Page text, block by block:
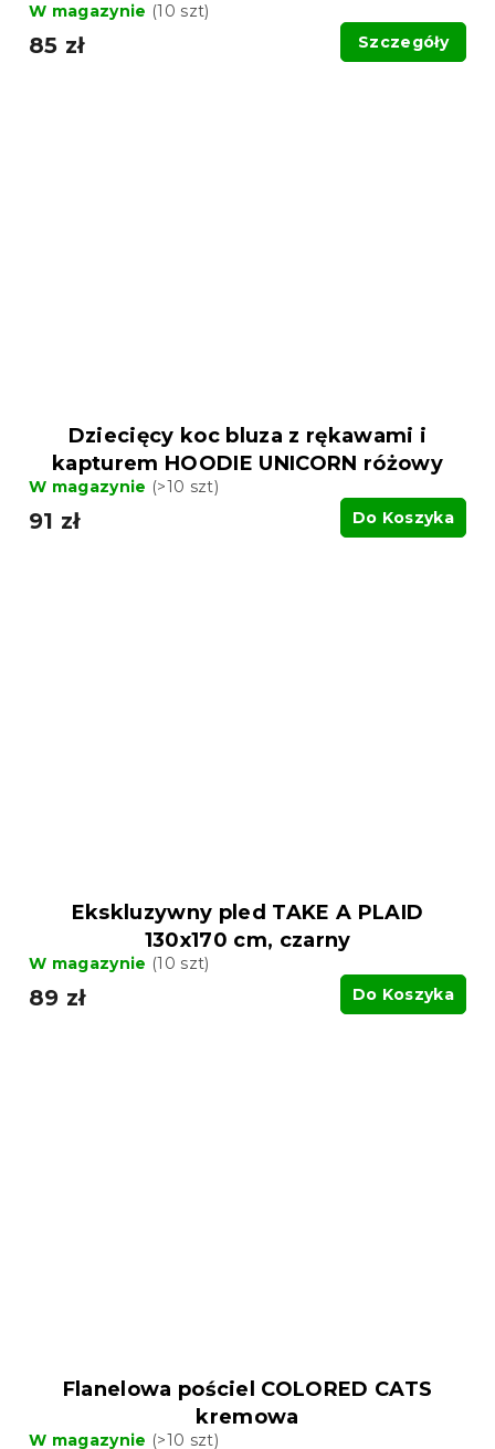
W magazynie (10 szt)
85 zł Szczegóły
Dziecięcy koc bluza z rękawami i
kapturem HOODIE UNICORN różowy
W magazynie (>10 szt)
91 zł Do Koszyka
Ekskluzywny pled TAKE A PLAID
130x170 cm, czarny
W magazynie (10 szt)
89 zł Do Koszyka
Flanelowa pościel COLORED CATS
kremowa
W magazynie (>10 szt)